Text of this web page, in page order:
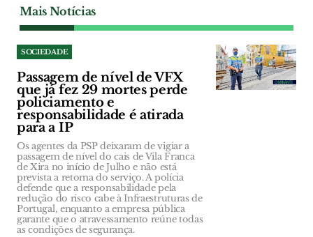
Mais Notícias
SOCIEDADE
Passagem de nível de VFX
que já fez 29 mortes perde
policiamento e
responsabilidade é atirada
para a IP
Os agentes da PSP deixaram de vigiar a
passagem de nível do cais de Vila Franca
de Xira no início de Julho e não está
prevista a retoma do serviço. A polícia
defende que a responsabilidade pela
redução do risco cabe à Infraestruturas de
Portugal, enquanto a empresa pública
garante que o atravessamento reúne todas
as condições de segurança.